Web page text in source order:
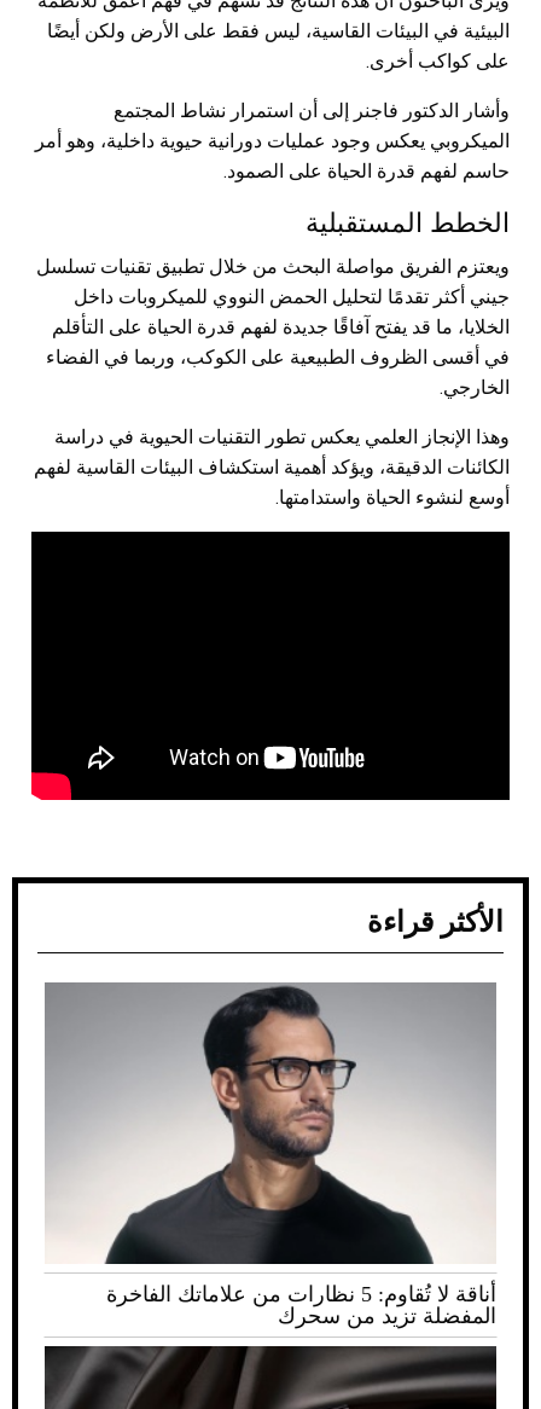
البيئية في البيئات القاسية، ليس فقط على الأرض ولكن أيضًا
على كواكب أخرى.
وأشار الدكتور فاجنر إلى أن استمرار نشاط المجتمع
الميكروبي يعكس وجود عمليات دورانية حيوية داخلية، وهو أمر
حاسم لفهم قدرة الحياة على الصمود.
الخطط المستقبلية
ويعتزم الفريق مواصلة البحث من خلال تطبيق تقنيات تسلسل
جيني أكثر تقدمًا لتحليل الحمض النووي للميكروبات داخل
الخلايا، ما قد يفتح آفاقًا جديدة لفهم قدرة الحياة على التأقلم
في أقسى الظروف الطبيعية على الكوكب، وربما في الفضاء
الخارجي.
وهذا الإنجاز العلمي يعكس تطور التقنيات الحيوية في دراسة
الكائنات الدقيقة، ويؤكد أهمية استكشاف البيئات القاسية لفهم
أوسع لنشوء الحياة واستدامتها.
الأكثر قراءة
أناقة لا تُقاوم: 5 نظارات من علاماتك الفاخرة
المفضلة تزيد من سحرك